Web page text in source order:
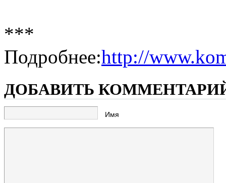
***
Подробнее:http://
ДОБАВИТЬ
Имя